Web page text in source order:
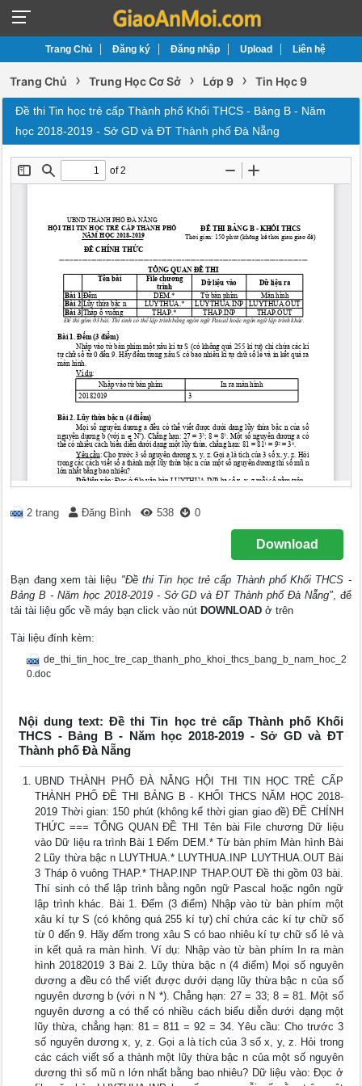
Trang Chủ Đăng ký Đăng nhập Upload Liên hệ
Trang Chủ › Trung Học Cơ Sở › Lớp 9 › Tin Học 9
Đề thi Tin học trẻ cấp Thành phố Khối THCS - Bảng B - Năm
học 2018-2019 - Sở GD và ĐT Thành phố Đà Nẵng
2 trang Đăng Bình 538 0
Download
Bạn đang xem tài liệu "Đề thi Tin học trẻ cấp Thành phố Khối THCS -
Bảng B - Năm học 2018-2019 - Sở GD và ĐT Thành phố Đà Nẵng", để
tải tài liệu gốc về máy bạn click vào nút DOWNLOAD ở trên
Tài liệu đính kèm:
de_thi_tin_hoc_tre_cap_thanh_pho_khoi_thcs_bang_b_nam_hoc_2
0.doc
Nội dung text: Đề thi Tin học trẻ cấp Thành phố Khối
THCS - Bảng B - Năm học 2018-2019 - Sở GD và ĐT
Thành phố Đà Nẵng
UBND THÀNH PHỐ ĐÀ NẴNG HỘI THI TIN HỌC TRẺ CẤP
THÀNH PHỐ ĐỀ THI BẢNG B - KHỐI THCS NĂM HỌC 2018-
2019 Thời gian: 150 phút (không kể thời gian giao đề) ĐỀ CHÍNH
THỨC === TỔNG QUAN ĐỀ THI Tên bài File chương Dữ liệu
vào Dữ liệu ra trình Bài 1 Đếm DEM.* Từ bàn phím Màn hình Bài
2 Lũy thừa bậc n LUYTHUA.* LUYTHUA.INP LUYTHUA.OUT Bài
3 Tháp ô vuông THAP.* THAP.INP THAP.OUT Đề thi gồm 03 bài.
Thí sinh có thể lập trình bằng ngôn ngữ Pascal hoặc ngôn ngữ
lập trình khác. Bài 1. Đếm (3 điểm) Nhập vào từ bàn phím một
xâu kí tự S (có không quá 255 kí tự) chỉ chứa các kí tự chữ số
từ 0 đến 9. Hãy đếm trong xâu S có bao nhiêu kí tự chữ số lẻ và
in kết quả ra màn hình. Ví dụ: Nhập vào từ bàn phím In ra màn
hình 20182019 3 Bài 2. Lũy thừa bậc n (4 điểm) Mọi số nguyên
dương a đều có thể viết được dưới dạng lũy thừa bậc n của số
nguyên dương b (với n N *). Chẳng hạn: 27 = 33; 8 = 81. Một số
nguyên dương a có thể có nhiều cách biểu diễn dưới dạng một
lũy thừa, chẳng hạn: 81 = 811 = 92 = 34. Yêu cầu: Cho trước 3
số nguyên dương x, y, z. Gọi a là tích của 3 số x, y, z. Hỏi trong
các cách viết số a thành một lũy thừa bậc n của một số nguyên
dương thì số mũ n lớn nhất bằng bao nhiêu? Dữ liệu vào: Đọc ở